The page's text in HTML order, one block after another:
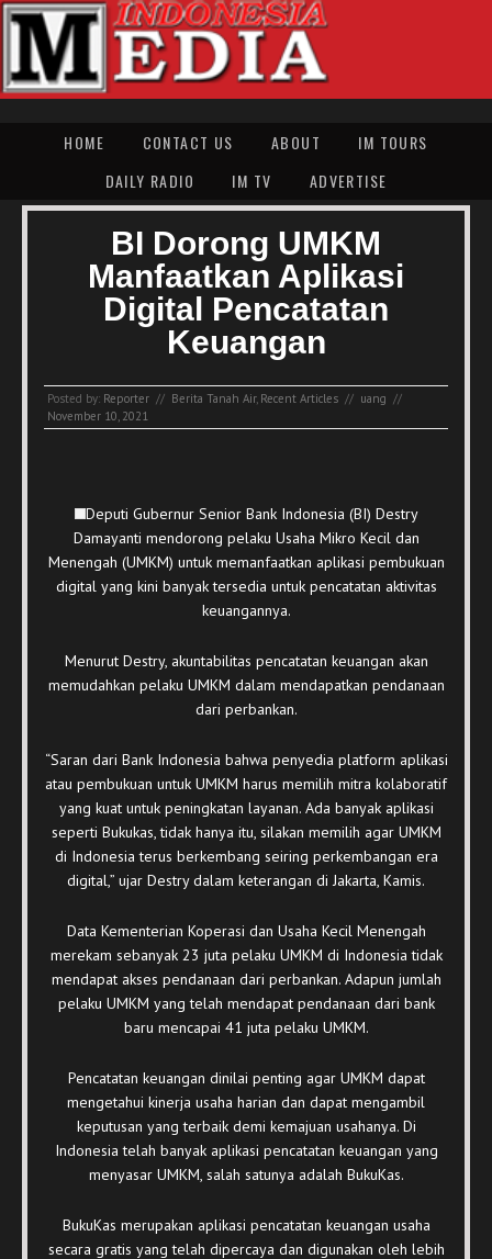
HOME CONTACT US ABOUT
IM TOURS
DAILY RADIO
IM TV ADVERTISE
BI Dorong UMKM
Manfaatkan Aplikasi
Digital Pencatatan
Keuangan
Posted by: Reporter // Berita Tanah Air, Recent Articles // uang //
November 10, 2021
Deputi Gubernur Senior Bank Indonesia (BI) Destry
Damayanti mendorong pelaku Usaha Mikro Kecil dan
Menengah (UMKM) untuk memanfaatkan aplikasi pembukuan
digital yang kini banyak tersedia untuk pencatatan aktivitas
keuangannya.
Menurut Destry, akuntabilitas pencatatan keuangan akan
memudahkan pelaku UMKM dalam mendapatkan pendanaan
dari perbankan.
“Saran dari Bank Indonesia bahwa penyedia platform aplikasi
atau pembukuan untuk UMKM harus memilih mitra kolaboratif
yang kuat untuk peningkatan layanan. Ada banyak aplikasi
seperti Bukukas, tidak hanya itu, silakan memilih agar UMKM
di Indonesia terus berkembang seiring perkembangan era
digital,” ujar Destry dalam keterangan di Jakarta, Kamis.
Data Kementerian Koperasi dan Usaha Kecil Menengah
merekam sebanyak 23 juta pelaku UMKM di Indonesia tidak
mendapat akses pendanaan dari perbankan. Adapun jumlah
pelaku UMKM yang telah mendapat pendanaan dari bank
baru mencapai 41 juta pelaku UMKM.
Pencatatan keuangan dinilai penting agar UMKM dapat
mengetahui kinerja usaha harian dan dapat mengambil
keputusan yang terbaik demi kemajuan usahanya. Di
Indonesia telah banyak aplikasi pencatatan keuangan yang
menyasar UMKM, salah satunya adalah BukuKas.
BukuKas merupakan aplikasi pencatatan keuangan usaha
secara gratis yang telah dipercaya dan digunakan oleh lebih